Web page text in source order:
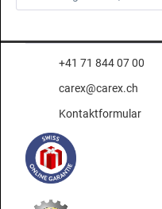
+41 71 844 07 00
carex@carex.ch
Kontaktformular